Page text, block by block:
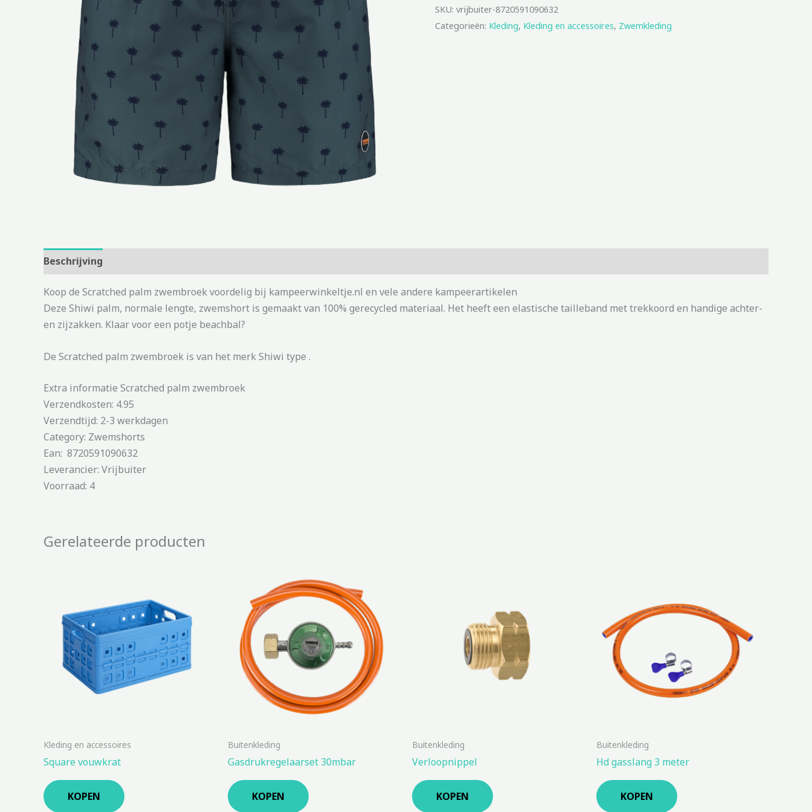
SKU: vrijbuiter-8720591090632
Categorieën: Kleding, Kleding en accessoires, Zwemkleding
Beschrijving
Koop de Scratched palm zwembroek voordelig bij kampeerwinkeltje.nl en vele andere kampeerartikelen
Deze Shiwi palm, normale lengte, zwemshort is gemaakt van 100% gerecycled materiaal. Het heeft een elastische tailleband met trekkoord en handige achter-
en zijzakken. Klaar voor een potje beachbal?
De Scratched palm zwembroek is van het merk Shiwi type .
Extra informatie Scratched palm zwembroek
Verzendkosten: 4.95
Verzendtijd: 2-3 werkdagen
Category: Zwemshorts
Ean: 8720591090632
Leverancier: Vrijbuiter
Voorraad: 4
Gerelateerde producten
Kleding en accessoires
Square vouwkrat
KOPEN
Buitenkleding
Gasdrukregelaarset 30mbar
KOPEN
Buitenkleding
Verloopnippel
KOPEN
Buitenkleding
Hd gasslang 3 meter
KOPEN